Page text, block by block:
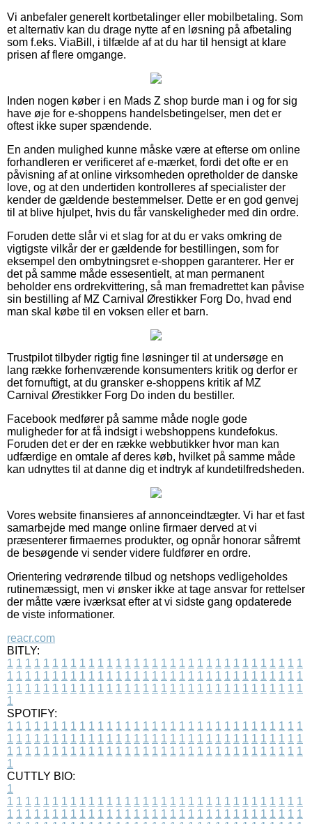
Vi anbefaler generelt kortbetalinger eller mobilbetaling. Som
et alternativ kan du drage nytte af en løsning på afbetaling
som f.eks. ViaBill, i tilfælde af at du har til hensigt at klare
prisen af flere omgange.
Inden nogen køber i en Mads Z shop burde man i og for sig
have øje for e-shoppens handelsbetingelser, men det er
oftest ikke super spændende.
En anden mulighed kunne måske være at efterse om online
forhandleren er verificeret af e-mærket, fordi det ofte er en
påvisning af at online virksomheden opretholder de danske
love, og at den undertiden kontrolleres af specialister der
kender de gældende bestemmelser. Dette er en god genvej
til at blive hjulpet, hvis du får vanskeligheder med din ordre.
Foruden dette slår vi et slag for at du er vaks omkring de
vigtigste vilkår der er gældende for bestillingen, som for
eksempel den ombytningsret e-shoppen garanterer. Her er
det på samme måde essesentielt, at man permanent
beholder ens ordrekvittering, så man fremadrettet kan påvise
sin bestilling af MZ Carnival Ørestikker Forg Do, hvad end
man skal købe til en voksen eller et barn.
Trustpilot tilbyder rigtig fine løsninger til at undersøge en
lang række forhenværende konsumenters kritik og derfor er
det fornuftigt, at du gransker e-shoppens kritik af MZ
Carnival Ørestikker Forg Do inden du bestiller.
Facebook medfører på samme måde nogle gode
muligheder for at få indsigt i webshoppens kundefokus.
Foruden det er der en række webbutikker hvor man kan
udfærdige en omtale af deres køb, hvilket på samme måde
kan udnyttes til at danne dig et indtryk af kundetilfredsheden.
Vores website finansieres af annonceindtægter. Vi har et fast
samarbejde med mange online firmaer derved at vi
præsenterer firmaernes produkter, og opnår honorar såfremt
de besøgende vi sender videre fuldfører en ordre.
Orientering vedrørende tilbud og netshops vedligeholdes
rutinemæssigt, men vi ønsker ikke at tage ansvar for rettelser
der måtte være iværksat efter at vi sidste gang opdaterede
de viste informationer.
reacr.com
BITLY:
1 1 1 1 1 1 1 1 1 1 1 1 1 1 1 1 1 1 1 1 1 1 1 1 1 1 1 1 1 1 1 1 1
1 1 1 1 1 1 1 1 1 1 1 1 1 1 1 1 1 1 1 1 1 1 1 1 1 1 1 1 1 1 1 1 1
1 1 1 1 1 1 1 1 1 1 1 1 1 1 1 1 1 1 1 1 1 1 1 1 1 1 1 1 1 1 1 1 1
1
SPOTIFY:
1 1 1 1 1 1 1 1 1 1 1 1 1 1 1 1 1 1 1 1 1 1 1 1 1 1 1 1 1 1 1 1 1
1 1 1 1 1 1 1 1 1 1 1 1 1 1 1 1 1 1 1 1 1 1 1 1 1 1 1 1 1 1 1 1 1
1 1 1 1 1 1 1 1 1 1 1 1 1 1 1 1 1 1 1 1 1 1 1 1 1 1 1 1 1 1 1 1 1
1
CUTTLY BIO:
1
1 1 1 1 1 1 1 1 1 1 1 1 1 1 1 1 1 1 1 1 1 1 1 1 1 1 1 1 1 1 1 1 1
1 1 1 1 1 1 1 1 1 1 1 1 1 1 1 1 1 1 1 1 1 1 1 1 1 1 1 1 1 1 1 1 1